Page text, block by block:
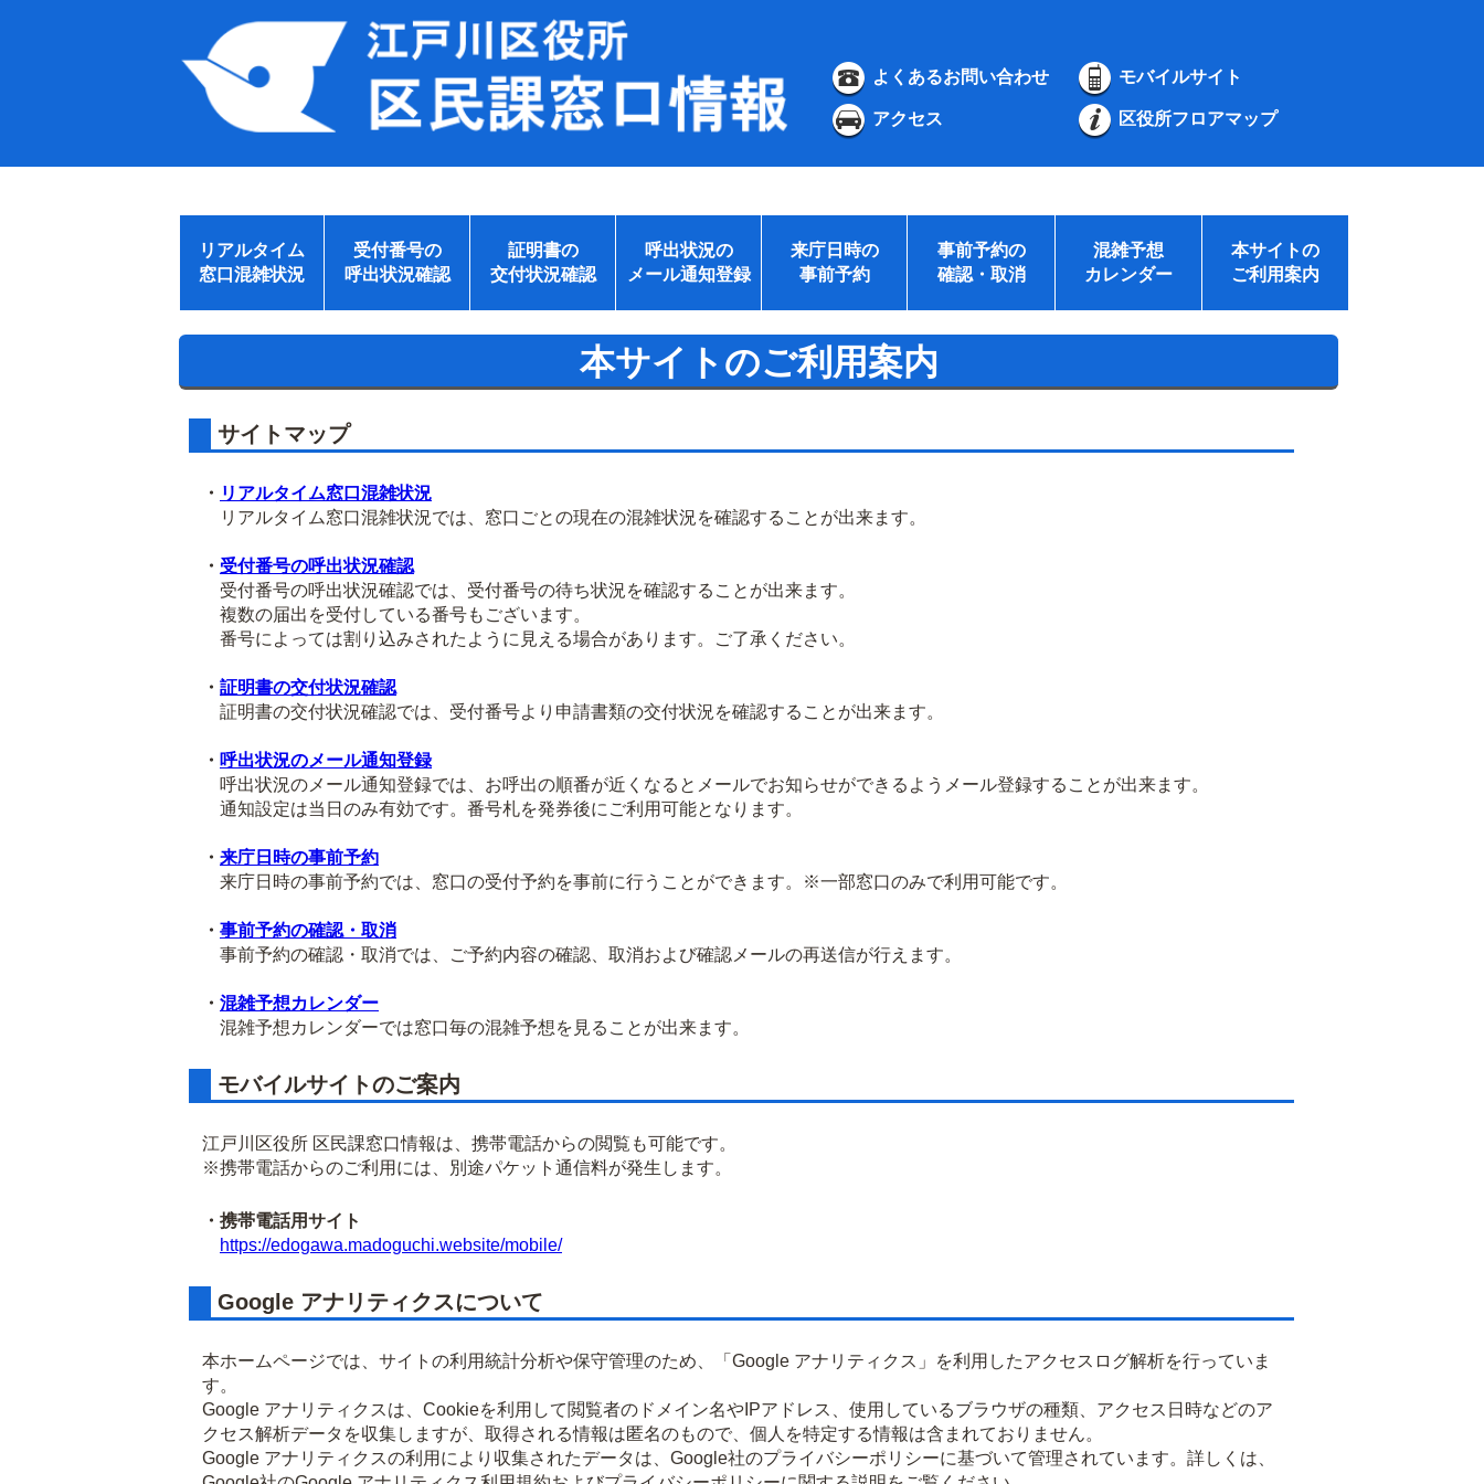
よくあるお問い合わせ モバイルサイト
アクセス 区役所フロアマップ
リアルタイム
窓口混雑状況
受付番号の
呼出状況確認
証明書の
交付状況確認
呼出状況の
メール通知登録
来庁日時の
事前予約
事前予約の
確認・取消
混雑予想
カレンダー
本サイトの
ご利用案内
本サイトのご利用案内
サイトマップ
・ リアルタイム窓口混雑状況
リアルタイム窓口混雑状況では、窓口ごとの現在の混雑状況を確認することが出来ます。
・ 受付番号の呼出状況確認
受付番号の呼出状況確認では、受付番号の待ち状況を確認することが出来ます。
複数の届出を受付している番号もございます。
番号によっては割り込みされたように見える場合があります。ご了承ください。
・ 証明書の交付状況確認
証明書の交付状況確認では、受付番号より申請書類の交付状況を確認することが出来ます。
・ 呼出状況のメール通知登録
呼出状況のメール通知登録では、お呼出の順番が近くなるとメールでお知らせができるようメール登録することが出来ます。
通知設定は当日のみ有効です。番号札を発券後にご利用可能となります。
・ 来庁日時の事前予約
来庁日時の事前予約では、窓口の受付予約を事前に行うことができます。※一部窓口のみで利用可能です。
・ 事前予約の確認・取消
事前予約の確認・取消では、ご予約内容の確認、取消および確認メールの再送信が行えます。
・ 混雑予想カレンダー
混雑予想カレンダーでは窓口毎の混雑予想を見ることが出来ます。
モバイルサイトのご案内
江戸川区役所 区民課窓口情報は、携帯電話からの閲覧も可能です。
※携帯電話からのご利用には、別途パケット通信料が発生します。
・携帯電話用サイト
https://edogawa.madoguchi.website/mobile/
Google アナリティクスについて
本ホームページでは、サイトの利用統計分析や保守管理のため、「Google アナリティクス」を利用したアクセスログ解析を行っていま
す。
Google アナリティクスは、Cookieを利用して閲覧者のドメイン名やIPアドレス、使用しているブラウザの種類、アクセス日時などのア
クセス解析データを収集しますが、取得される情報は匿名のもので、個人を特定する情報は含まれておりません。
Google アナリティクスの利用により収集されたデータは、Google社のプライバシーポリシーに基づいて管理されています。詳しくは、